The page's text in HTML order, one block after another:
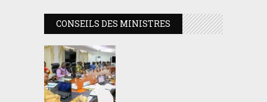
CONSEILS DES MINISTRES